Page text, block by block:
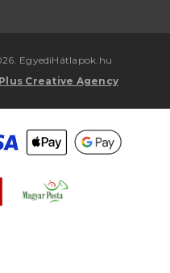
EgyediHátlapok.hu
Plus Creative Agency